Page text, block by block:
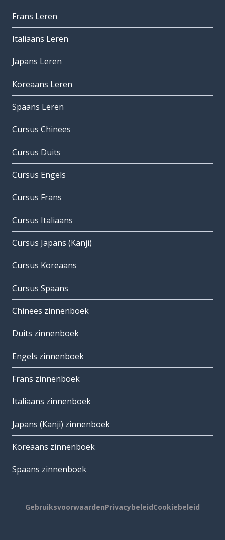
Frans Leren
Italiaans Leren
Japans Leren
Koreaans Leren
Spaans Leren
Cursus Chinees
Cursus Duits
Cursus Engels
Cursus Frans
Cursus Italiaans
Cursus Japans (Kanji)
Cursus Koreaans
Cursus Spaans
Chinees zinnenboek
Duits zinnenboek
Engels zinnenboek
Frans zinnenboek
Italiaans zinnenboek
Japans (Kanji) zinnenboek
Koreaans zinnenboek
Spaans zinnenboek
GebruiksvoorwaardenPrivacybeleidCookiebeleid